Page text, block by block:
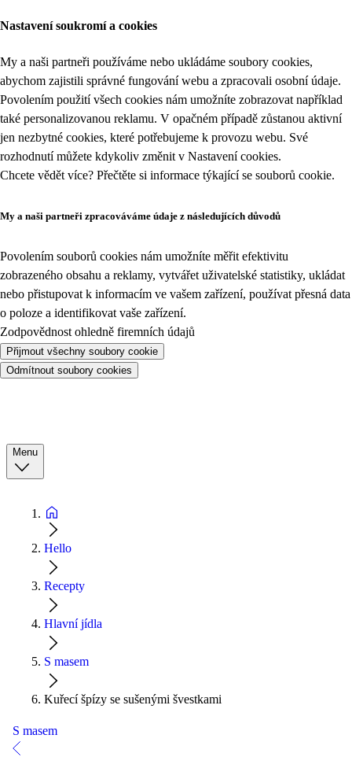
Nastavení soukromí a cookies
My a naši partneři používáme nebo ukládáme soubory cookies,
abychom zajistili správné fungování webu a zpracovali osobní údaje.
Povolením použití všech cookies nám umožníte zobrazovat například
také personalizovanou reklamu. V opačném případě zůstanou aktivní
jen nezbytné cookies, které potřebujeme k provozu webu. Své
rozhodnutí můžete kdykoliv změnit v Nastavení cookies.
Chcete vědět více? Přečtěte si informace týkající se souborů cookie.
My a naši partneři zpracováváme údaje z následujících důvodů
Povolením souborů cookies nám umožníte měřit efektivitu
zobrazeného obsahu a reklamy, vytvářet uživatelské statistiky, ukládat
nebo přistupovat k informacím ve vašem zařízení, používat přesná data
o poloze a identifikovat vaše zařízení.
Zodpovědnost ohledně firemních údajů
Přijmout všechny soubory cookie
Odmítnout soubory cookies
Menu
Hello
Recepty
Hlavní jídla
S masem
Kuřecí špízy se sušenými švestkami
S masem